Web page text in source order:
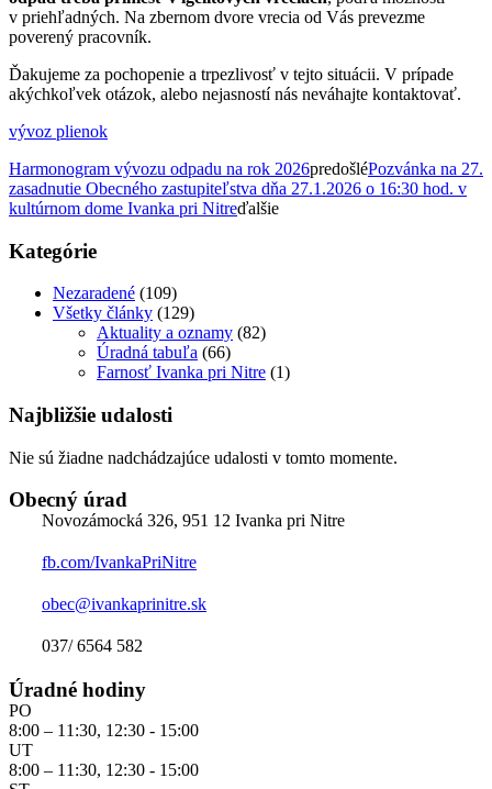
v priehľadných. Na zbernom dvore vrecia od Vás prevezme
poverený pracovník.
Ďakujeme za pochopenie a trpezlivosť v tejto situácii. V prípade
akýchkoľvek otázok, alebo nejasností nás neváhajte kontaktovať.
vývoz plienok
Harmonogram vývozu odpadu na rok 2026predošléPozvánka na 27.
zasadnutie Obecného zastupiteľstva dňa 27.1.2026 o 16:30 hod. v
kultúrnom dome Ivanka pri Nitreďalšie
Kategórie
Nezaradené (109)
Všetky články (129)
Aktuality a oznamy (82)
Úradná tabuľa (66)
Farnosť Ivanka pri Nitre (1)
Najbližšie udalosti
Nie sú žiadne nadchádzajúce udalosti v tomto momente.
Obecný úrad
Novozámocká 326, 951 12 Ivanka pri Nitre
fb.com/IvankaPriNitre
obec@ivankaprinitre.sk
037/ 6564 582
Úradné hodiny
PO
8:00 – 11:30, 12:30 - 15:00
UT
8:00 – 11:30, 12:30 - 15:00